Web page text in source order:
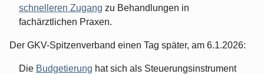
schnelleren Zugang zu Behandlungen in
fachärztlichen Praxen.
Der GKV-Spitzenverband einen Tag später, am 6.1.2026:
Die Budgetierung hat sich als Steuerungsinstrument